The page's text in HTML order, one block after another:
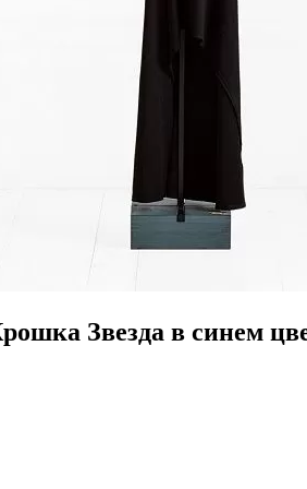
Звезда в синем